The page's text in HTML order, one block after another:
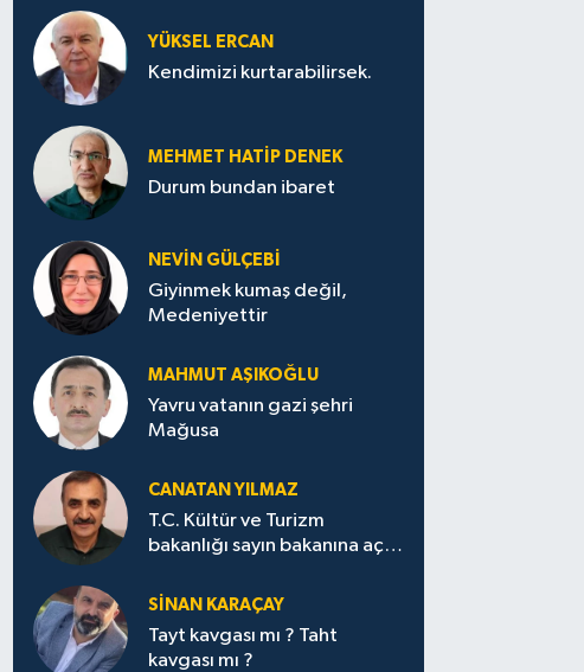
YÜKSEL ERCAN
Kendimizi kurtarabilirsek.
MEHMET HATİP DENEK
Durum bundan ibaret
NEVİN GÜLÇEBİ
Giyinmek kumaş değil,
Medeniyettir
MAHMUT AŞIKOĞLU
Yavru vatanın gazi şehri
Mağusa
CANATAN YILMAZ
T.C. Kültür ve Turizm
bakanlığı sayın bakanına açık
SİNAN KARAÇAY
Tayt kavgası mı ? Taht
kavgası mı ?